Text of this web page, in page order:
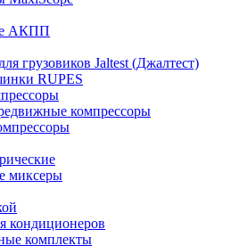
АКПП
грузовиков Jaltest (Джалтест)
RUPES
компрессоры
миксеры
кондиционеров
комплекты